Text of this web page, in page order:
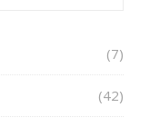
(7)
(42)